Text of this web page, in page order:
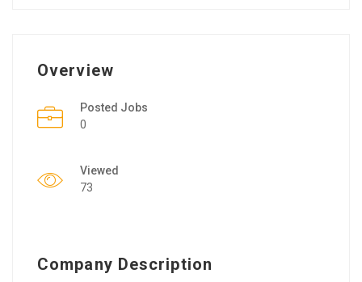
Overview
Posted Jobs
0
Viewed
73
Company Description